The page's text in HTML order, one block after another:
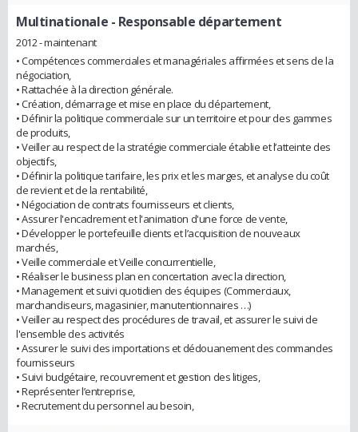
Multinationale - Responsable département
2012 - maintenant
• Compétences commerciales et managériales affirmées et sens de la
négociation,
• Rattachée à la direction générale.
• Création, démarrage et mise en place du département,
• Définir la politique commerciale sur un territoire et pour des gammes
de produits,
• Veiller au respect de la stratégie commerciale établie et l’atteinte des
objectifs,
• Définir la politique tarifaire, les prix et les marges, et analyse du coût
de revient et de la rentabilité,
• Négociation de contrats fournisseurs et clients,
• Assurer l'encadrement et l'animation d'une force de vente,
• Développer le portefeuille clients et l’acquisition de nouveaux
marchés,
• Veille commerciale et Veille concurrentielle,
• Réaliser le business plan en concertation avec la direction,
• Management et suivi quotidien des équipes (Commerciaux,
marchandiseurs, magasinier, manutentionnaires …)
• Veiller au respect des procédures de travail, et assurer le suivi de
l'ensemble des activités
• Assurer le suivi des importations et dédouanement des commandes
fournisseurs
• Suivi budgétaire, recouvrement et gestion des litiges,
• Représenter l’entreprise,
• Recrutement du personnel au besoin,